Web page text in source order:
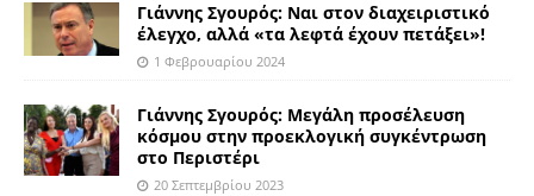
Γιάννης Σγουρός: Ναι στον διαχειριστικό
έλεγχο, αλλά «τα λεφτά έχουν πετάξει»!
1 Φεβρουαρίου 2024
Γιάννης Σγουρός: Μεγάλη προσέλευση
κόσμου στην προεκλογική συγκέντρωση
στο Περιστέρι
20 Σεπτεμβρίου 2023